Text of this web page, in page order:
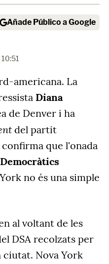
Añade Público a Google
americana. La
Diana
de Denver i ha
del partit
que l'onada
no és una simple
al voltant de les
DSA recolzats per
ciutat. Nova York